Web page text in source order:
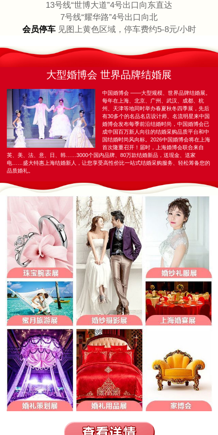
13号线“世博大道”4号出口向东直达
7号线“耀华路”4号出口向北
会员停车 见图上黄色区域，停车费约5-8元/小时
大型婚博会 世界品牌结婚展
中国婚博会 ——大型规模、世界品牌结婚展。
每年在上海、北京、广州、武汉、成都、杭
州、天津等地同时举办春夏秋冬四季展，先后
有30多个的名品名店设计师、名流明星来中国
婚博会发布每季前沿结婚时尚，中国婚博会已
成中国百万新人向往的结婚采购品质平台和中
国结婚时尚风向标。2026中国婚博会将在上海
首次隆重召开！届时，上海婚博会联合来自
英、美、法、意、日、韩……3000个国内品牌、80万款结婚新品，送现金、送家
电……盛大特惠上海结婚新人，让您享受高性价比一站式结婚采购服务、轻松筹备您的
品质婚礼。